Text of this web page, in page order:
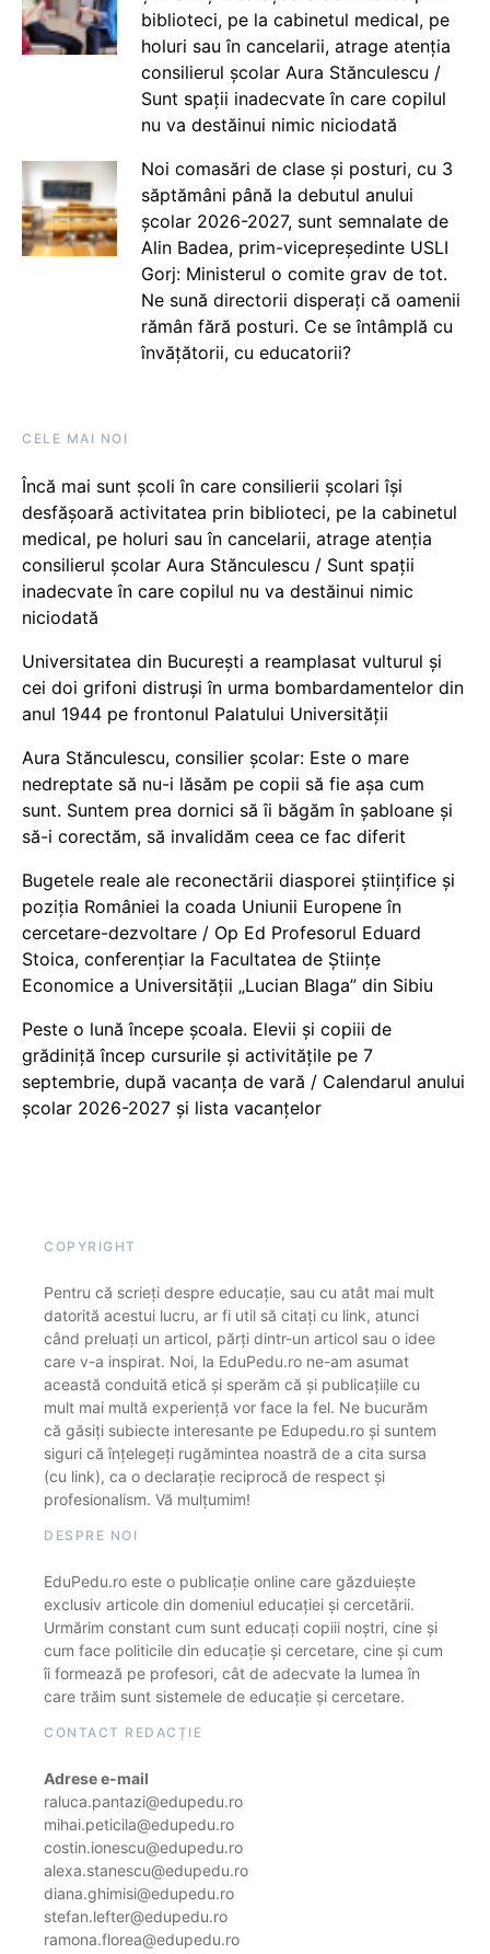
biblioteci, pe la cabinetul medical, pe
holuri sau în cancelarii, atrage atenția
consilierul școlar Aura Stănculescu /
Sunt spații inadecvate în care copilul
nu va destăinui nimic niciodată
Noi comasări de clase și posturi, cu 3
săptămâni până la debutul anului
școlar 2026-2027, sunt semnalate de
Alin Badea, prim-vicepreședinte USLI
Gorj: Ministerul o comite grav de tot.
Ne sună directorii disperați că oamenii
rămân fără posturi. Ce se întâmplă cu
învățătorii, cu educatorii?
CELE MAI NOI
Încă mai sunt școli în care consilierii școlari își
desfășoară activitatea prin biblioteci, pe la cabinetul
medical, pe holuri sau în cancelarii, atrage atenția
consilierul școlar Aura Stănculescu / Sunt spații
inadecvate în care copilul nu va destăinui nimic
niciodată
Universitatea din București a reamplasat vulturul și
cei doi grifoni distruși în urma bombardamentelor din
anul 1944 pe frontonul Palatului Universității
Aura Stănculescu, consilier școlar: Este o mare
nedreptate să nu-i lăsăm pe copii să fie așa cum
sunt. Suntem prea dornici să îi băgăm în șabloane și
să-i corectăm, să invalidăm ceea ce fac diferit
Bugetele reale ale reconectării diasporei științifice și
poziția României la coada Uniunii Europene în
cercetare-dezvoltare / Op Ed Profesorul Eduard
Stoica, conferențiar la Facultatea de Științe
Economice a Universității „Lucian Blaga” din Sibiu
Peste o lună începe școala. Elevii și copiii de
grădiniță încep cursurile și activitățile pe 7
septembrie, după vacanța de vară / Calendarul anului
școlar 2026-2027 și lista vacanțelor
COPYRIGHT
Pentru că scrieți despre educație, sau cu atât mai mult
datorită acestui lucru, ar fi util să citați cu link, atunci
când preluați un articol, părți dintr-un articol sau o idee
care v-a inspirat. Noi, la EduPedu.ro ne-am asumat
această conduită etică și sperăm că și publicațiile cu
mult mai multă experiență vor face la fel. Ne bucurăm
că găsiți subiecte interesante pe Edupedu.ro și suntem
siguri că înțelegeți rugămintea noastră de a cita sursa
(cu link), ca o declarație reciprocă de respect și
profesionalism. Vă mulțumim!
DESPRE NOI
EduPedu.ro este o publicație online care găzduiește
exclusiv articole din domeniul educației și cercetării.
Urmărim constant cum sunt educați copiii noștri, cine și
cum face politicile din educație și cercetare, cine și cum
îi formează pe profesori, cât de adecvate la lumea în
care trăim sunt sistemele de educație și cercetare.
CONTACT REDACȚIE
Adrese e-mail
raluca.pantazi@edupedu.ro
mihai.peticila@edupedu.ro
costin.ionescu@edupedu.ro
alexa.stanescu@edupedu.ro
diana.ghimisi@edupedu.ro
stefan.lefter@edupedu.ro
ramona.florea@edupedu.ro